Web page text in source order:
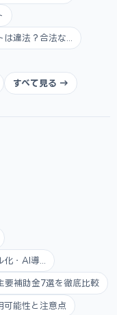
違法？合法な...
すべて見る →
・AI導...
要補助金7選を徹底比較
可能性と注意点